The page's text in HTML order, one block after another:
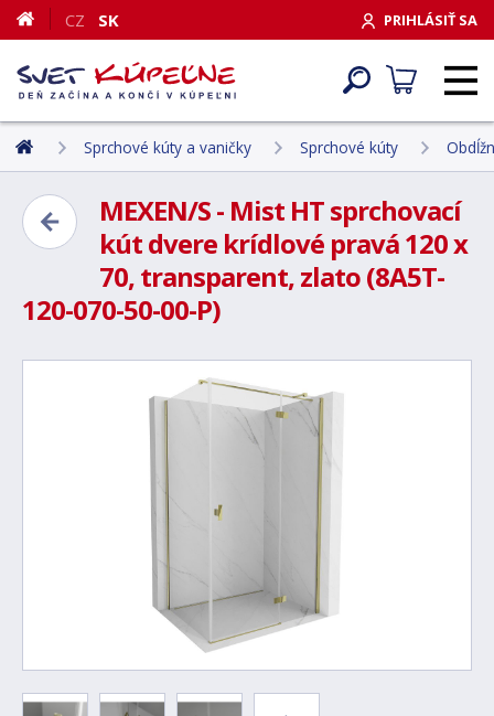
PRIHLÁSIŤ SA
CZ SK
Sprchové kúty a vaničky Sprchové kúty
MEXEN/S - Mist HT sprchovací
kút dvere krídlové pravá 120 x
70, transparent, zlato (8A5T-
120-070-50-00-P)